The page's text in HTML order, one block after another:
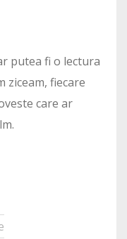
putea fi o lectura
ziceam, fiecare
care ar